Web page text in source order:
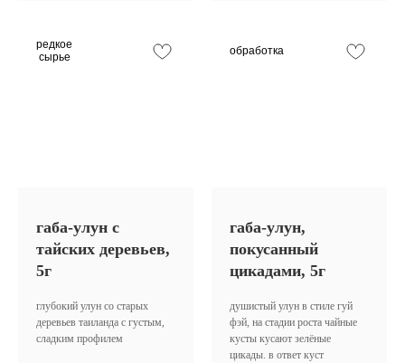
редкое
сырье
габа-улун с
тайских деревьев,
5г
глубокий улун со старых
деревьев таиланда с густым,
сладким профилем
обработка
габа-улун,
покусанный
цикадами, 5г
душистый улун в стиле гуй
фэй, на стадии роста чайные
кусты кусают зелёные
цикады. в ответ куст